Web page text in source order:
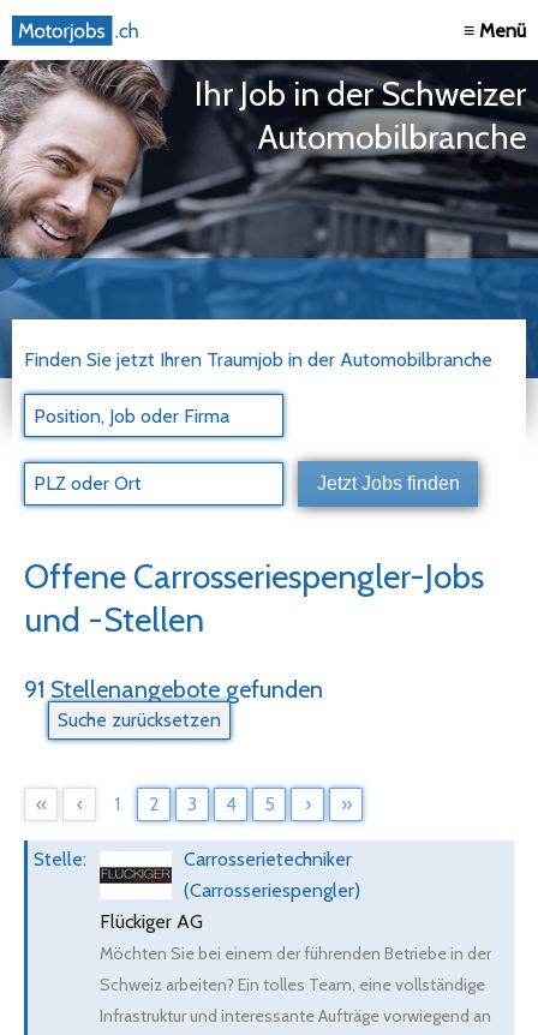
≡ Menü
Ihr Job in der Schweizer
Automobilbranche
Finden Sie jetzt Ihren Traumjob in der Automobilbranche
Offene Carrosseriespengler-Jobs
und -Stellen
91 Stellenangebote gefunden
« ‹ 1 2 3 4 5 › »
Carrosserietechniker
(Carrosseriespengler)
Flückiger AG
Möchten Sie bei einem der führenden Betriebe in der
Schweiz arbeiten? Ein tolles Team, eine vollständige
Infrastruktur und interessante Aufträge vorwiegend an